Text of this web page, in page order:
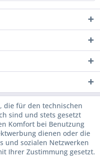
die für den technischen
sind und stets gesetzt
Komfort bei Benutzung
dienen oder die
und sozialen Netzwerken
Ihrer Zustimmung gesetzt.